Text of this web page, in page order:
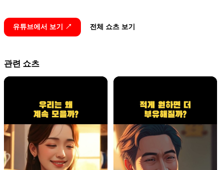
유튜브에서 보기 ↗ 전체 쇼츠 보기
관련 쇼츠